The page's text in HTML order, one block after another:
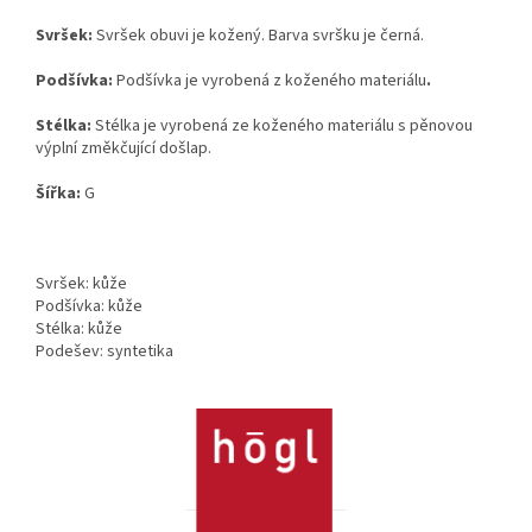
Svršek: Svršek obuvi je kožený. Barva svršku je černá.
Podšívka: Podšívka je vyrobená z koženého materiálu.
Stélka: Stélka je vyrobená ze koženého materiálu s pěnovou
výplní změkčující došlap.
Šířka: G
Svršek: kůže
Podšívka: kůže
Stélka: kůže
Podešev: syntetika